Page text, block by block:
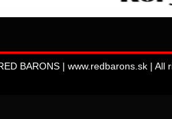
BARONS | www.redbarons.sk | All